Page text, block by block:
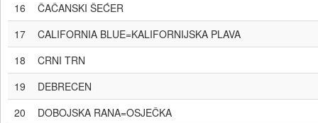
16
ČAČANSKI ŠEĆER
17
CALIFORNIA BLUE=KALIFORNIJSKA PLAVA
18
CRNI TRN
19
DEBRECEN
20
DOBOJSKA RANA=OSJEČKA